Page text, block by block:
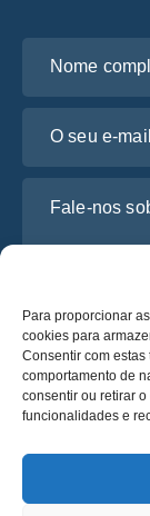
Para proporcionar
cookies para
Consentir com
comportamento de
consentir ou retirar
funcionalidades e
Li e